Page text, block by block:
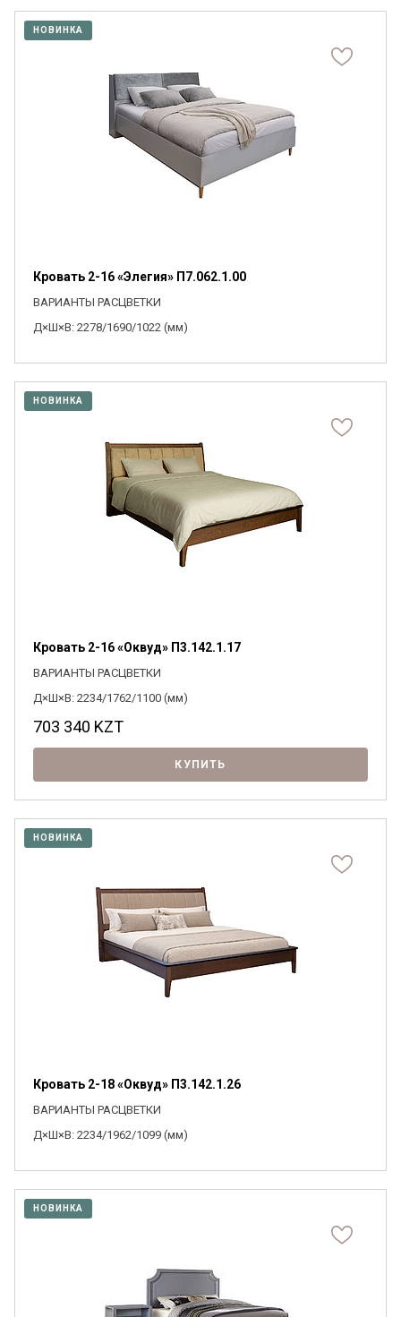
НОВИНКА
Кровать 2-16 «Элегия» П7.062.1.00
ВАРИАНТЫ РАСЦВЕТКИ
Д×Ш×В: 2278/1690/1022 (мм)
НОВИНКА
Кровать 2-16 «Оквуд» П3.142.1.17
ВАРИАНТЫ РАСЦВЕТКИ
Д×Ш×В: 2234/1762/1100 (мм)
703 340 KZT
КУПИТЬ
НОВИНКА
Кровать 2-18 «Оквуд» П3.142.1.26
ВАРИАНТЫ РАСЦВЕТКИ
Д×Ш×В: 2234/1962/1099 (мм)
НОВИНКА